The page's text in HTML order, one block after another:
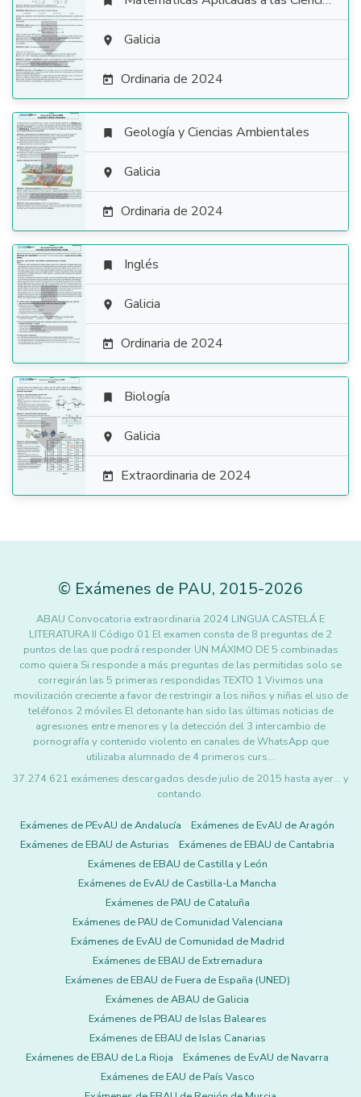
  Galicia
 Ordinaria de 2024

 Geología y Ciencias Ambientales
 Galicia
 Ordinaria de 2024

 Inglés
 Galicia
 Ordinaria de 2024

 Biología
 Galicia
 Extraordinaria de 2024
© Exámenes de PAU, 2015-2026
ABAU Convocatoria extraordinaria 2024 LINGUA CASTELÁ E
LITERATURA II Código 01 El examen consta de 8 preguntas de 2
puntos de las que podrá responder UN MÁXIMO DE 5 combinadas
como quiera Si responde a más preguntas de las permitidas solo se
corregirán las 5 primeras respondidas TEXTO 1 Vivimos una
movilización creciente a favor de restringir a los niños y niñas el uso de
teléfonos 2 móviles El detonante han sido las últimas noticias de
agresiones entre menores y la detección del 3 intercambio de
pornografía y contenido violento en canales de WhatsApp que
utilizaba alumnado de 4 primeros curs…
37.274.621 exámenes descargados desde julio de 2015 hasta ayer... y
contando.
Exámenes de PEvAU de Andalucía
Exámenes de EvAU de Aragón
Exámenes de EBAU de Asturias
Exámenes de EBAU de Cantabria
Exámenes de EBAU de Castilla y León
Exámenes de EvAU de Castilla-La Mancha
Exámenes de PAU de Cataluña
Exámenes de PAU de Comunidad Valenciana
Exámenes de EvAU de Comunidad de Madrid
Exámenes de EBAU de Extremadura
Exámenes de EBAU de Fuera de España (UNED)
Exámenes de ABAU de Galicia
Exámenes de PBAU de Islas Baleares
Exámenes de EBAU de Islas Canarias
Exámenes de EBAU de La Rioja
Exámenes de EvAU de Navarra
Exámenes de EAU de País Vasco